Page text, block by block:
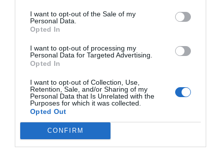
I want to opt-out of the Sale of my
Personal Data.
Opted In
I want to opt-out of processing my
Personal Data for Targeted Advertising.
Opted In
I want to opt-out of Collection, Use,
Retention, Sale, and/or Sharing of my
Personal Data that Is Unrelated with the
Purposes for which it was collected.
Opted Out
CONFIRM